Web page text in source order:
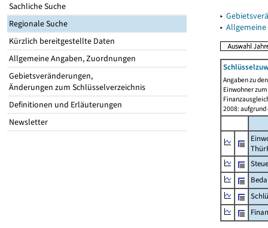
Sachliche Suche
Regionale Suche
Kürzlich bereitgestellte Daten
Allgemeine Angaben, Zuordnungen
Gebietsveränderungen,
Änderungen zum Schlüsselverzeichnis
Definitionen und Erläuterungen
Newsletter
▸
▸
Angaben zu
Einwohner
2008: